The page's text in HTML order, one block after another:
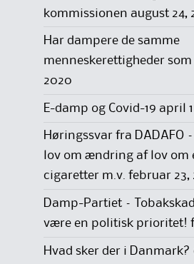
kommissionen august 24,
Har dampere de samme
menneskerettigheder som
2020
E-damp og Covid-19 april
Høringssvar fra DADAFO
lov om ændring af lov om
cigaretter m.v. februar 23,
Damp-Partiet –
være en politisk prioritet!
Hvad sker der i Danmark?